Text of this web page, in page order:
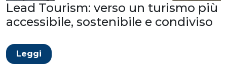
Lead Tourism: verso un turismo più
accessibile, sostenibile e condiviso
Leggi